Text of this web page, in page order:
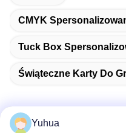
CMYK
Tuck Box
Świąteczne Karty Do
Yuhua